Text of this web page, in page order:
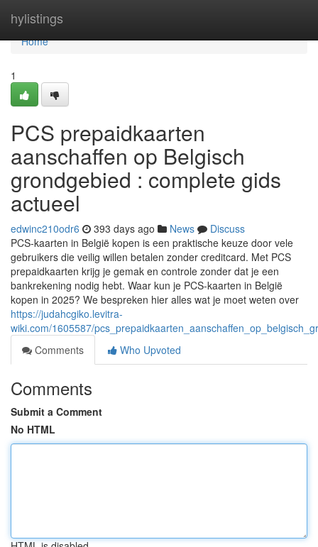
hylistings
Home
Home
1
PCS prepaidkaarten
aanschaffen op Belgisch
grondgebied : complete gids
actueel
edwinc210odr6 393 days ago News
Discuss
PCS-kaarten in België kopen is een praktische keuze door vele
gebruikers die veilig willen betalen zonder creditcard. Met PCS
prepaidkaarten krijg je gemak en controle zonder dat je een
bankrekening nodig hebt. Waar kun je PCS-kaarten in België
kopen in 2025? We bespreken hier alles wat je moet weten over
https://judahcgiko.levitra-
wiki.com/1605587/
Comments
Who Upvoted
Comments
Submit a Comment
No HTML